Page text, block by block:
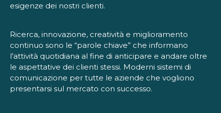
esigenze dei nostri clienti.
Ricerca, innovazione, creatività e miglioramento
continuo sono le “parole chiave” che informano
l’attività quotidiana al fine di anticipare e andare oltre
le aspettative dei clienti stessi. Moderni sistemi di
comunicazione per tutte le aziende che vogliono
presentarsi sul mercato con successo.